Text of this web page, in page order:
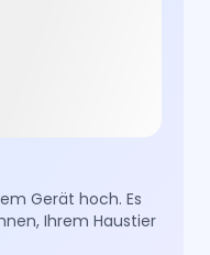
Gerät hoch. Es
Ihrem Haustier